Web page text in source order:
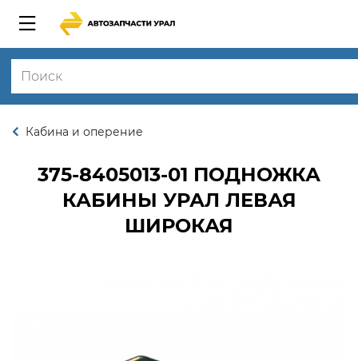
Кабина и оперение
375-8405013-01 ПОДНОЖКА
КАБИНЫ УРАЛ ЛЕВАЯ
ШИРОКАЯ